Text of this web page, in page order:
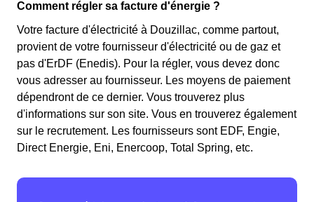
Comment régler sa facture d'énergie ?
Votre facture d'électricité à Douzillac, comme partout,
provient de votre fournisseur d'électricité ou de gaz et
pas d'ErDF (Enedis). Pour la régler, vous devez donc
vous adresser au fournisseur. Les moyens de paiement
dépendront de ce dernier. Vous trouverez plus
d'informations sur son site. Vous en trouverez également
sur le recrutement. Les fournisseurs sont EDF, Engie,
Direct Energie, Eni, Enercoop, Total Spring, etc.